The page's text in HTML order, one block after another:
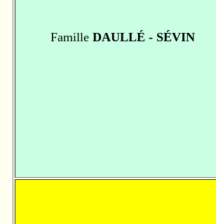
FamilleDAULLÉ - SÉVIN